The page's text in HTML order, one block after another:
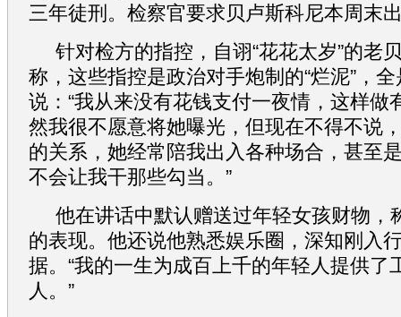
三年徒刑。检察官要求贝卢斯科尼本周末
针对检方的指控，自诩“花花太岁”的老
称，这些指控是政治对手炮制的“烂泥”，
说：“我从来没有花钱支付一夜情，这样
然我很不愿意将她曝光，但现在不得不说
的关系，她经常陪我出入各种场合，甚至
不会让我干那些勾当。”
他在讲话中默认赠送过年轻女孩财物，
的表现。他还说他熟悉娱乐圈，深知刚入
据。“我的一生为成百上千的年轻人提供了
人。”